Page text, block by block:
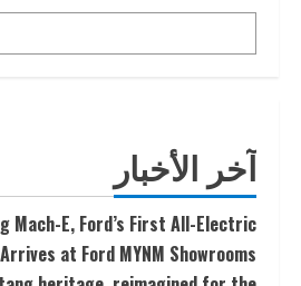
آخر الأخبار
Mach-E, Ford’s First All-Electric
at Ford MYNM Showrooms